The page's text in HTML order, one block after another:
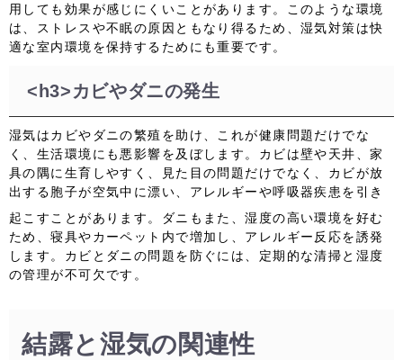
用しても効果が感じにくいことがあります。このような環境
は、ストレスや不眠の原因ともなり得るため、湿気対策は快
適な室内環境を保持するためにも重要です。
<h3>カビやダニの発生
湿気はカビやダニの繁殖を助け、これが健康問題だけでな
く、生活環境にも悪影響を及ぼします。カビは壁や天井、家
具の隅に生育しやすく、見た目の問題だけでなく、カビが放
出する胞子が空気中に漂い、アレルギーや呼吸器疾患を引き
起こすことがあります。ダニもまた、湿度の高い環境を好む
ため、寝具やカーペット内で増加し、アレルギー反応を誘発
します。カビとダニの問題を防ぐには、定期的な清掃と湿度
の管理が不可欠です。
結露と湿気の関連性